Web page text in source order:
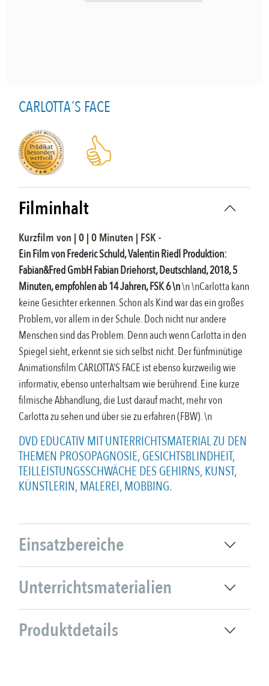
CARLOTTA´S FACE
Filminhalt
Kurzfilm von |0 |0 Minuten | FSK-
Ein Film von Frederic Schuld, Valentin Riedl Produktion:
Fabian&Fred GmbH Fabian Driehorst, Deutschland, 2018, 5
Minuten, empfohlen ab 14 Jahren, FSK 6 \n\n \nCarlotta kann
keine Gesichter erkennen. Schon als Kind war das ein großes
Problem, vor allem in der Schule. Doch nicht nur andere
Menschen sind das Problem. Denn auch wenn Carlotta in den
Spiegel sieht, erkennt sie sich selbst nicht. Der fünfminütige
Animationsfilm CARLOTTA’S FACE ist ebenso kurzweilig wie
informativ, ebenso unterhaltsam wie berührend. Eine kurze
filmische Abhandlung, die Lust darauf macht, mehr von
Carlotta zu sehen und über sie zu erfahren (FBW). \n
DVD EDUCATIV MIT UNTERRICHTSMATERIAL ZU DEN
THEMEN PROSOPAGNOSIE, GESICHTSBLINDHEIT,
TEILLEISTUNGSSCHWÄCHE DES GEHIRNS, KUNST,
KÜNSTLERIN, MALEREI, MOBBING.
Einsatzbereiche
Unterrichtsmaterialien
Produktdetails